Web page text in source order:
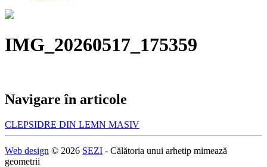
IMG_20260517_175359
Navigare în articole
CLEPSIDRE DIN LEMN MASIV
Web design © 2026 SEZI - Călătoria unui arhetip mimează
geometrii